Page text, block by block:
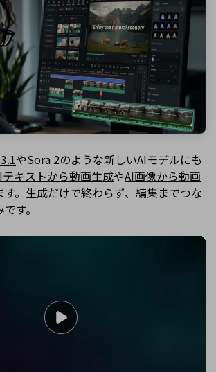
やSora 2のような新しいAIモデルにも
テキストから動画生成やAI画像から動画
す。生成だけで終わらず、編集までつな
す。